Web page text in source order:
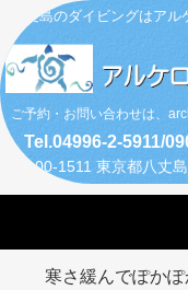
八丈島のダイビングはア
ご予約・お問い合わせは、
Tel.04996-2-5911/
〒100-1511 東京都八丈
寒さ緩んでぽか